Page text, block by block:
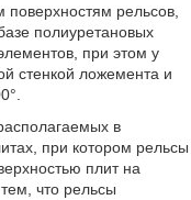
рельсов,
полиуретановых
при этом у
стенкой ложемента и
в
при котором рельсы
плит на
что рельсы